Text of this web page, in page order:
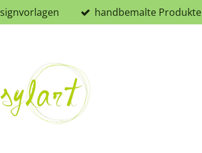
handbemalte Produkte